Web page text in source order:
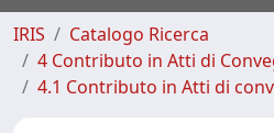
IRIS
Catalogo Ricerca
4 Contributo in Atti di
4.1 Contributo in Atti di